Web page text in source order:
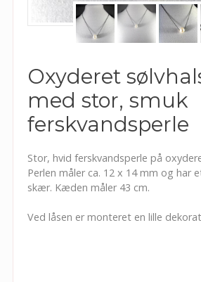
Oxyderet
med stor, smuk
ferskvandsperle
Stor, hvid ferskvandsperle på
Perlen måler ca. 12 x 14 mm og har
skær. Kæden måler 43 cm.
Ved låsen er monteret en lille